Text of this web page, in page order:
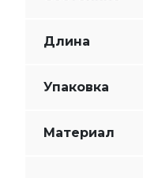
Длина
Упаковка
Материал